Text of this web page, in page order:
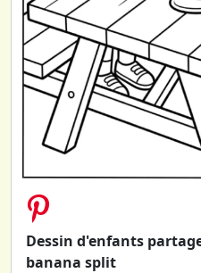
Dessin d'enfants
banana split